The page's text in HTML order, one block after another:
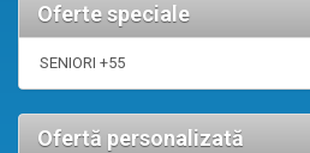
Oferte speciale
SENIORI +55
Ofertă personalizată